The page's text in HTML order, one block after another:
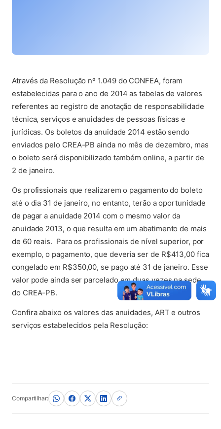
(abre em nova aba)
Através da Resolução nº 1.049 do CONFEA, foram
estabelecidas para o ano de 2014 as tabelas de valores
referentes ao registro de anotação de responsabilidade
técnica, serviços e anuidades de pessoas físicas e
jurídicas. Os boletos da anuidade 2014 estão sendo
enviados pelo CREA-PB ainda no mês de dezembro, mas
o boleto será disponibilizado também online, a partir de
2 de janeiro.
Os profissionais que realizarem o pagamento do boleto
até o dia 31 de janeiro, no entanto, terão a oportunidade
de pagar a anuidade 2014 com o mesmo valor da
anuidade 2013, o que resulta em um abatimento de mais
de 60 reais. Para os profissionais de nível superior, por
exemplo, o pagamento, que deveria ser de R$413,00 fica
congelado em R$350,00, se pago até 31 de janeiro. Esse
valor pode ainda ser parcelado em duas vezes na sede
do CREA-PB.
Confira abaixo os valores das anuidades, ART e outros
serviços estabelecidos pela Resolução:
Compartilhar: